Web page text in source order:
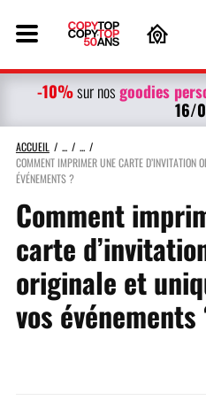
-10%sur nosgoodies
16/
ACCUEIL
COMMENT IMPRIMER UNE CARTE D’INVITATION
ÉVÉNEMENTS ?
Comment
carte
originale et
vos événements